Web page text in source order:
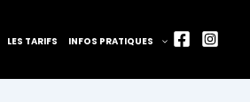
LES TARIFS INFOS PRATIQUES